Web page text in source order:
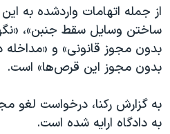
سفر پرزیدنت ترامپ به چین
از جمله اتهامات وارد‌شده‌ به
ساختن وسایل سقط جنبن»،
بدون مجوز قانونی» و «مداخله
بدون مجوز این قرص‌ها» است.
به گزارش رکنا، درخواست لغو
به دادگاه ارایه شده است.